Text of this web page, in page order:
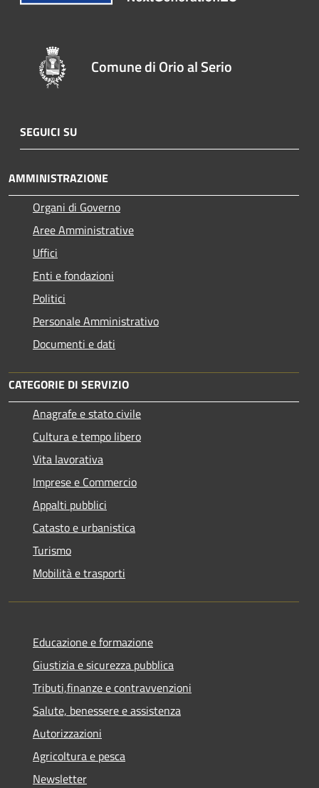
Comune di Orio al Serio
SEGUICI SU
AMMINISTRAZIONE
Organi di Governo
Aree Amministrative
Uffici
Enti e fondazioni
Politici
Personale Amministrativo
Documenti e dati
CATEGORIE DI SERVIZIO
Anagrafe e stato civile
Cultura e tempo libero
Vita lavorativa
Imprese e Commercio
Appalti pubblici
Catasto e urbanistica
Turismo
Mobilità e trasporti
Educazione e formazione
Giustizia e sicurezza pubblica
Tributi,finanze e contravvenzioni
Salute, benessere e assistenza
Autorizzazioni
Agricoltura e pesca
Newsletter